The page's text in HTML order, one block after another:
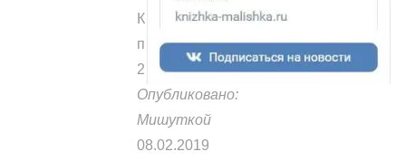
Количество
прочтений:
2867
Опубликовано:
Мишуткой
08.02.2019